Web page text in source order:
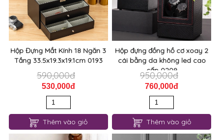
Hộp Đựng Mắt Kính 18 Ngăn 3
Tầng 33.5x19.3x19.1cm 0193
590,000đ
530,000đ
Thêm vào giỏ
Hộp đựng đồng hồ cơ xoay 2
cái bằng da không led cao
cấp 0209
950,000đ
760,000đ
Thêm vào giỏ